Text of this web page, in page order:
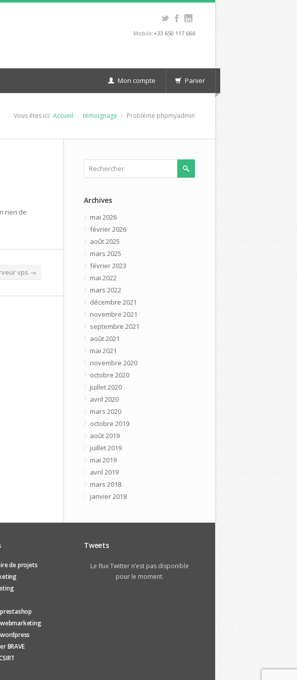
Mobile:+33 650 117 664
Mon compte Panier
Vous êtes ici: Accueil témoignage Problème phpmyadmin
rien de
vps →
Archives
mai 2026
février 2026
août 2025
mars 2025
février 2023
mai 2022
mars 2022
décembre 2021
novembre 2021
septembre 2021
août 2021
mai 2021
novembre 2020
octobre 2020
juillet 2020
avril 2020
mars 2020
octobre 2019
août 2019
juillet 2019
mai 2019
avril 2019
mars 2018
janvier 2018
de projets
BRAVE
Tweets
Le flux Twitter n’est pas disponible
pour le moment.